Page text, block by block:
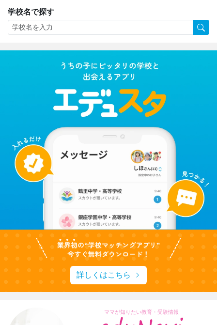
学校名で探す
詳しくはこちら
ママが知りたい教育・受験情報